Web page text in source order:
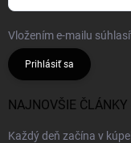
Vložením e-mailu
Prihlásiť sa
NAJNOVŠIE
Každý deň začína v